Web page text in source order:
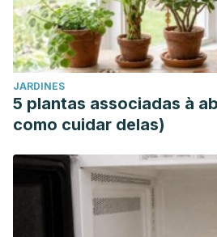
JARDINES
5 plantas associadas à
como cuidar delas)